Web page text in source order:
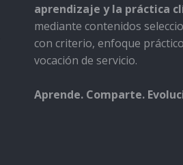
aprendizaje y la práctica
mediante contenidos
con criterio, enfoque
vocación de servicio.
Aprende. Comparte.